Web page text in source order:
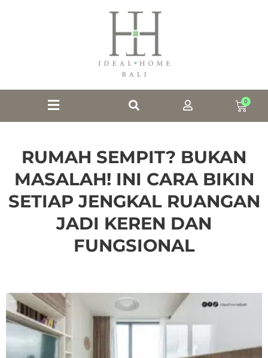
0
RUMAH SEMPIT? BUKAN
MASALAH! INI CARA BIKIN
SETIAP JENGKAL RUANGAN
JADI KEREN DAN
FUNGSIONAL